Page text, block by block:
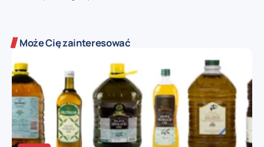
Może Cię zainteresować